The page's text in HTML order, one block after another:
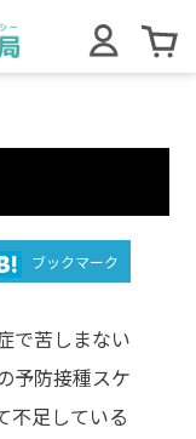
ブックマーク
で苦しまない
予防接種スケ
不足している